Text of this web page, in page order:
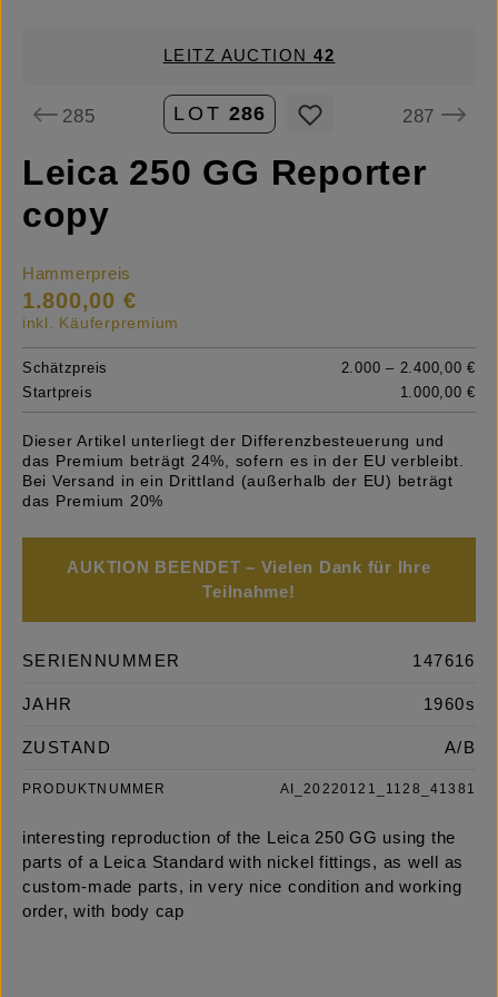
LEITZ AUCTION42
285 LOT 286 287
Leica 250 GG Reporter
copy
Hammerpreis
1.800,00 €
inkl. Käuferpremium
Schätzpreis
2.000 – 2.400,00 €
Startpreis
1.000,00 €
Dieser Artikel unterliegt der Differenzbesteuerung und
das Premium beträgt 24%, sofern es in der EU verbleibt.
Bei Versand in ein Drittland (außerhalb der EU) beträgt
das Premium 20%
AUKTION BEENDET – Vielen Dank für Ihre
Teilnahme!
SERIENNUMMER 147616
JAHR 1960s
ZUSTAND A/B
PRODUKTNUMMER AI_20220121_1128_41381
interesting reproduction of the Leica 250 GG using the
parts of a Leica Standard with nickel fittings, as well as
custom-made parts, in very nice condition and working
order, with body cap